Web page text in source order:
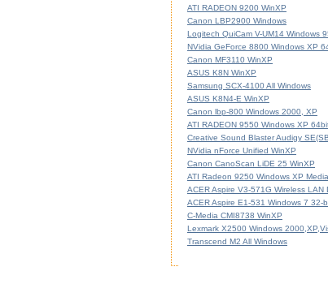
ATI RADEON 9200 WinXP
Canon LBP2900 Windows
Logitech QuiCam V-UM14 Windows
NVidia GeForce 8800 Windows XP
Canon MF3110 WinXP
ASUS K8N WinXP
Samsung SCX-4100 All Windows
ASUS K8N4-E WinXP
Canon lbp-800 Windows 2000, XP
ATI RADEON 9550 Windows XP
Creative Sound Blaster Audigy
NVidia nForce Unified WinXP
Canon CanoScan LiDE 25 WinXP
ATI Radeon 9250 Windows XP
ACER Aspire V3-571G Wireless
ACER Aspire E1-531 Windows 7 32-
C-Media CMI8738 WinXP
Lexmark X2500 Windows
Transcend M2 All Windows